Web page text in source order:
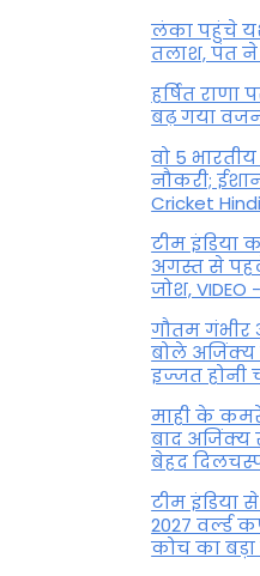
लंका पहुंचे
तलाश, पंत ने
हर्षित
बढ़ गया
वो 5
नौकरी;
Cricket
टीम इंडिया
अगस्त से
जोश, VIDEO
गौतम
बोले अजिंक्य
इज्जत होनी
माही के
बाद अजिंक्‍य
बेहद
टीम इंडिया
2027 वर्ल्ड
कोच का बड़ा